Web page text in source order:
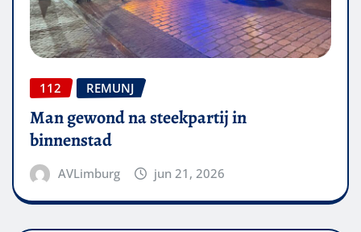
112 REMUNJ
Man gewond na steekpartij in
binnenstad
AVLimburg jun 21, 2026